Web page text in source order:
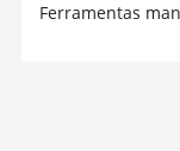
Ferramentas